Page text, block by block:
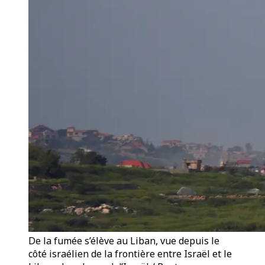
De la fumée s’élève au Liban, vue depuis le
côté israélien de la frontière entre Israël et le